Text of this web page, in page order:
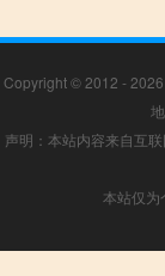
Copyright © 2012 - 2026
声明：本站内容来自互
本站仅为